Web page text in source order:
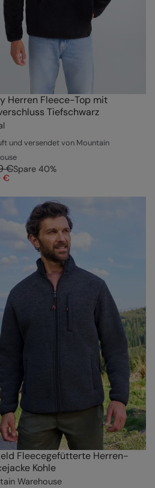
Herren Fleece-Top mit
Tiefschwarz
und versendet von Mountain
€Spare 40%
€
Fleecegefütterte Herren-
Kohle
Warehouse